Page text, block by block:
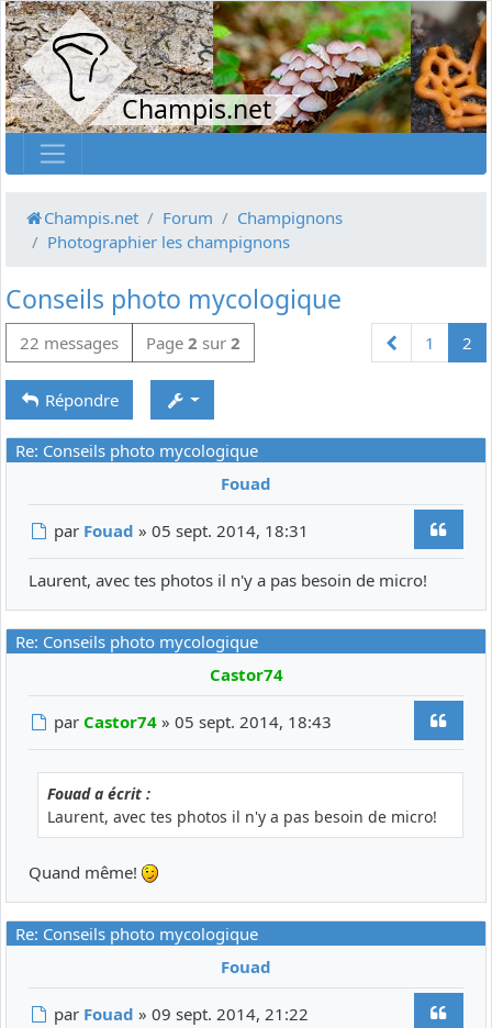
Champis.net
Champis.net Forum
Champignons
Photographier les champignons
Conseils photo mycologique
Précédente
1 2
22 messages Page 2 sur 2
Répondre
Re: Conseils photo mycologique
Fouad
Message
par Fouad »05 sept. 2014, 18:31
Laurent, avec tes photos il n'y a pas besoin de micro!
Re: Conseils photo mycologique
Castor74
Message
par Castor74 »05 sept. 2014, 18:43
Fouad a écrit :
Laurent, avec tes photos il n'y a pas besoin de micro!
Quand même!
Re: Conseils photo mycologique
Fouad
Message
par Fouad »09 sept. 2014, 21:22